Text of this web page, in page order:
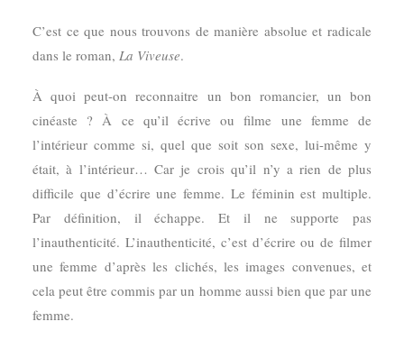
C’est ce que nous trouvons de manière absolue et radicale
dans le roman, La Viveuse.
À quoi peut-on reconnaitre un bon romancier, un bon
cinéaste ? À ce qu’il écrive ou filme une femme de
l’intérieur comme si, quel que soit son sexe, lui-même y
était, à l’intérieur… Car je crois qu’il n’y a rien de plus
difficile que d’écrire une femme. Le féminin est multiple.
Par définition, il échappe. Et il ne supporte pas
l’inauthenticité. L’inauthenticité, c’est d’écrire ou de filmer
une femme d’après les clichés, les images convenues, et
cela peut être commis par un homme aussi bien que par une
femme.